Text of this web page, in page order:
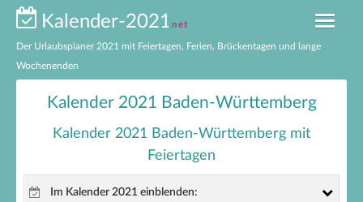
Kalender-2021.net
Der Urlaubsplaner 2021 mit Feiertagen, Ferien, Brückentagen und lange
Wochenenden
Ferien 2021 nach Bundesländern
Feiertage 2021 nach Bundesländern
Feiertage 2021 Deutschland
Kalender 2021 Baden-Württemberg
Kalender 2021 Baden-Württemberg mit
Feiertagen
Im Kalender 2021 einblenden: